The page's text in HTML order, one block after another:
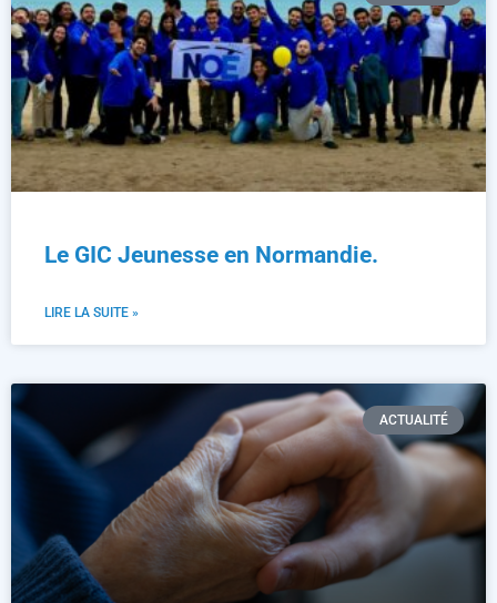
Le GIC Jeunesse en Normandie.
LIRE LA SUITE »
ACTUALITÉ